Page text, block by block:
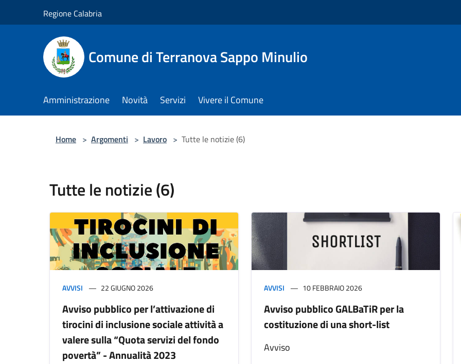
Regione Calabria
Comune di Terranova Sappo Minulio
Amministrazione Novità Servizi Vivere il Comune
Home > Argomenti > Lavoro > Tutte le notizie (6)
Tutte le notizie (6)
AVVISI 22 GIUGNO 2026
Avviso pubblico per l’attivazione di
tirocini di inclusione sociale attività a
valere sulla “Quota servizi del fondo
povertà” - Annualità 2023
AVVISI 10 FEBBRAIO 2026
Avviso pubblico GALBaTiR per la
costituzione di una short-list
Avviso